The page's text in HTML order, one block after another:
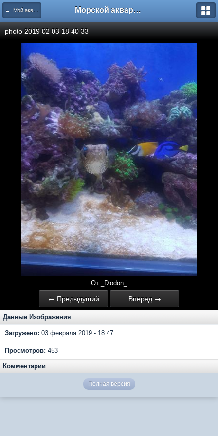
← Мой аквариум Морской аквариум. Форумы ReefCentral.ru
photo 2019 02 03 18 40 33
От _Diodon_
← Предыдущий Вперед →
Данные Изображения
Загружено: 03 февраля 2019 - 18:47
Просмотров: 453
Комментарии
Полная версия